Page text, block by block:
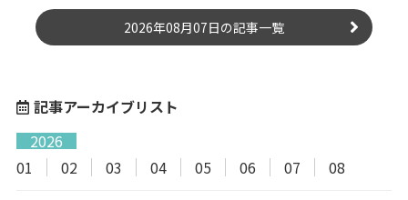
2026年08月07日の記事一覧
記事アーカイブリスト
2026
01
02 03 04 05 06 07 08